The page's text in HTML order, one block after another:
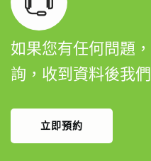
如果您有任何問題
詢，收到資料後我
立即預約